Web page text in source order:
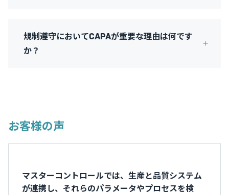
規制遵守においてCAPAが重要な理由は何です
か？
お客様の声
マスターコントロールでは、生産と品質システム
が連携し、それらのパラメータやプロセスを検